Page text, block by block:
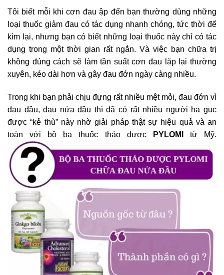
Tôi biết mỗi khi cơn đau ập đến bạn thường dùng những
loại thuốc giảm đau có tác dụng nhanh chóng, tức thời để
kìm lại, nhưng bạn có biết những loại thuốc này chỉ có tác
dụng trong một thời gian rất ngắn. Và việc bạn chữa trị
không đúng cách sẽ làm tần suất cơn đau lặp lại thường
xuyên, kéo dài hơn và gây đau đớn ngày càng nhiều.
Trong khi bạn phải chịu đựng rất nhiều mệt mỏi, đau đớn vì
đau đầu, đau nửa đầu thì đã có rất nhiều người hạ gục
được “kẻ thù” này nhờ giải pháp thật sự hiệu quả và an
toàn với bộ ba thuốc thảo dược
PYLOMI từ Mỹ.